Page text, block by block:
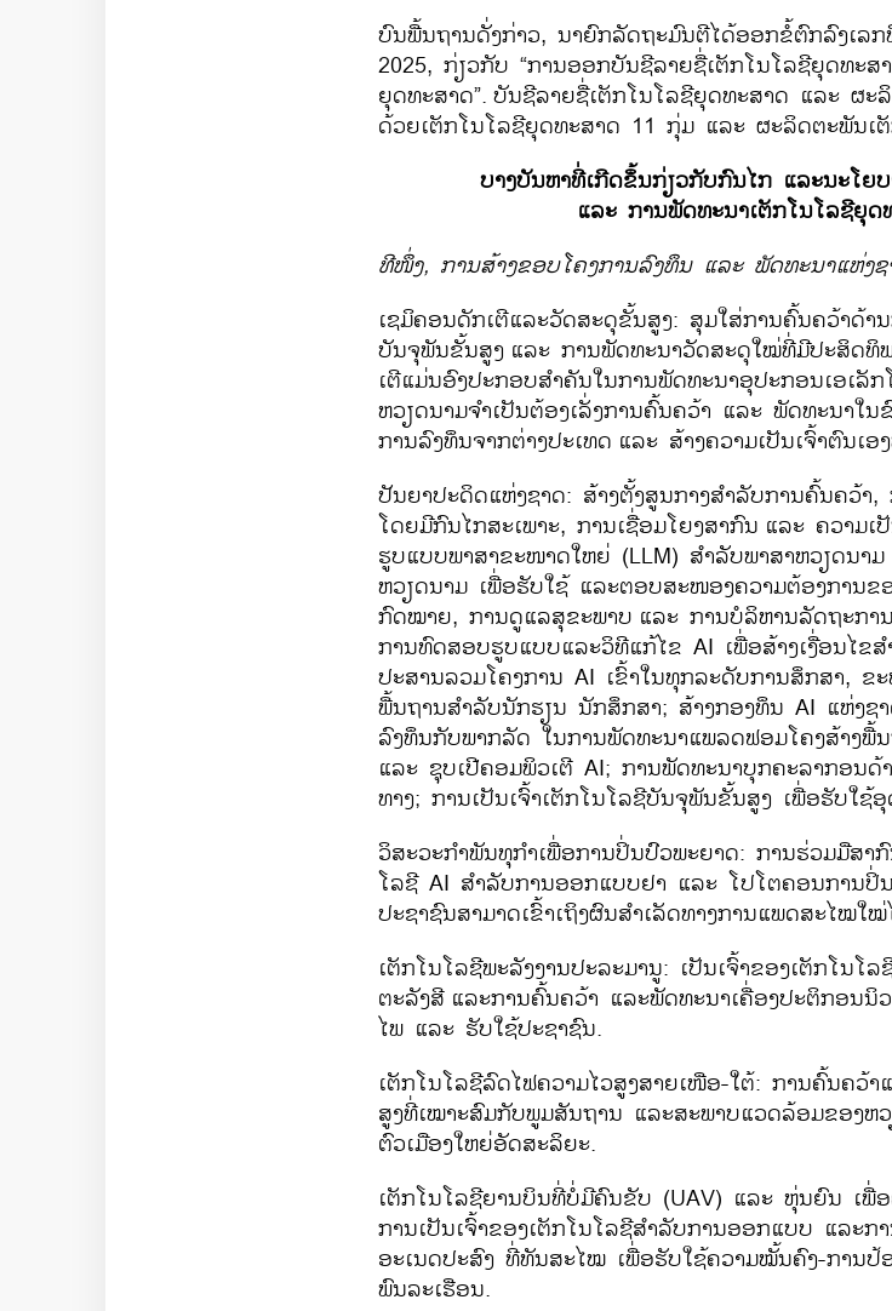
ບົນພື້ນຖານດັ່ງກ່າວ, ນາຍົກລັດຖະມົນຕີໄດ້ອອກຂໍ້ຕົກລົງເລ
2025, ກ່ຽວກັບ “ການອອກບັນຊີລາຍຊື່ເຕັກໂນໂລຊີຍຸດທະ
ຍຸດທະສາດ”. ບັນຊີລາຍຊື່ເຕັກໂນໂລຊີຍຸດທະສາດ ແລະ ຜະ
ດ້ວຍເຕັກໂນໂລຊີຍຸດທະສາດ 11 ກຸ່ມ ແລະ ຜະລິດຕະພັນເ
ບາງບັນຫາທີ່ເກີດຂຶ້ນກ່ຽວກັບກົນໄກ ແລະນະໂຍ
ແລະ ການພັດທະນາເຕັກໂນໂລຊີຍຸດ
ທີໜຶ່ງ, ການສ້າງຂອບໂຄງການລົງທຶນ ແລະ ພັດທະນາແຫ່ງ
ເຊມິຄອນດັກເຕີແລະວັດສະດຸຂັ້ນສູງ: ສຸມໃສ່ການຄົ້ນຄວ້າດ້າ
ບັນຈຸພັນຂັ້ນສູງ ແລະ ການພັດທະນາວັດສະດຸໃໝ່ທີ່ມີປະສິດທິ
ເຕີແມ່ນອົງປະກອບສຳຄັນໃນການພັດທະນາອຸປະກອນເອເ
ຫວຽດນາມຈຳເປັນຕ້ອງເລັ່ງການຄົ້ນຄວ້າ ແລະ ພັດທະນາໃນ
ການລົງທຶນຈາກຕ່າງປະເທດ ແລະ ສ້າງຄວາມເປັນເຈົ້າຕົນເ
ປັນຍາປະດິດແຫ່ງຊາດ: ສ້າງຕັ້ງສູນກາງສຳລັບການຄົ້ນຄວ້າ,
ໂດຍມີກົນໄກສະເພາະ, ການເຊື່ອມໂຍງສາກົນ ແລະ ຄວາມເ
ຮູບແບບພາສາຂະໜາດໃຫຍ່ (LLM) ສຳລັບພາສາຫວຽດນາ
ຫວຽດນາມ ເພື່ອຮັບໃຊ້ ແລະຕອບສະໜອງຄວາມຕ້ອງການຂ
ກົດໝາຍ, ການດູແລສຸຂະພາບ ແລະ ການບໍລິຫານລັດຖະການ
ການທົດສອບຮູບແບບແລະວິທີແກ້ໄຂ AI ເພື່ອສ້າງເງື່ອນໄຂ
ປະສານລວມໂຄງການ AI ເຂົ້າໃນທຸກລະດັບການສຶກສາ, ຂ
ພື້ນຖານສຳລັບນັກຮຽນ ນັກສຶກສາ; ສ້າງກອງທຶນ AI ແຫ່ງຊ
ລົງທຶນກັບພາກລັດ ໃນການພັດທະນາແພລດຟອມໂຄງສ້າງພື້
ແລະ ຊຸບເປີຄອມພິວເຕີ AI; ການພັດທະນາບຸກຄະລາກອນ
ທາງ; ການເປັນເຈົ້າເຕັກໂນໂລຊີບັນຈຸພັນຂັ້ນສູງ ເພື່ອຮັບໃຊ້
ວິສະວະກຳພັນທຸກໍາເພື່ອການປິ່ນປົວພະຍາດ: ການຮ່ວມມືສາ
ໂລຊີ AI ສໍາລັບການອອກແບບຢາ ແລະ ໂປໂຕຄອນການປິ່
ປະຊາຊົນສາມາດເຂົ້າເຖິງຜົນສໍາເລັດທາງການແພດສະໄໝໃໝ່
ເຕັກໂນໂລຊີພະລັງງານປະລະມານູ: ເປັນເຈົ້າຂອງເຕັກໂນ
ຕະລັງສີ ແລະການຄົ້ນຄວ້າ ແລະພັດທະນາເຄື່ອງປະຕິກອນນິ
ໄພ ແລະ ຮັບໃຊ້ປະຊາຊົນ.
ເຕັກໂນໂລຊີລົດໄຟຄວາມໄວສູງສາຍເໜືອ-ໃຕ້: ການຄົ້ນຄວ້
ສູງທີ່ເໝາະສົມກັບພູມສັນຖານ ແລະສະພາບແວດລ້ອມຂອງຫ
ຕົວເມືອງໃຫຍ່ອັດສະລິຍະ.
ເຕັກໂນໂລຊີຍານບິນທີ່ບໍ່ມີຄົນຂັບ (UAV) ແລະ ຫຸ່ນຍົນ ເພື່
ການເປັນເຈົ້າຂອງເຕັກໂນໂລຊີສຳລັບການອອກແບບ ແລ
ອະເນດປະສົງ ທີ່ທັນສະໄໝ ເພື່ອຮັບໃຊ້ຄວາມໝັ້ນຄົງ-ການປ້
ພົນລະເຮືອນ.